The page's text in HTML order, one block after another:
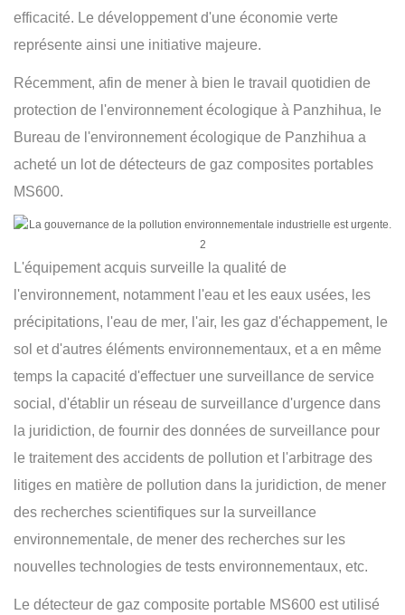
efficacité. Le développement d'une économie verte
représente ainsi une initiative majeure.
Récemment, afin de mener à bien le travail quotidien de
protection de l'environnement écologique à Panzhihua, le
Bureau de l'environnement écologique de Panzhihua a
acheté un lot de détecteurs de gaz composites portables
MS600.
L'équipement acquis surveille la qualité de
l'environnement, notamment l'eau et les eaux usées, les
précipitations, l'eau de mer, l'air, les gaz d'échappement, le
sol et d'autres éléments environnementaux, et a en même
temps la capacité d'effectuer une surveillance de service
social, d'établir un réseau de surveillance d'urgence dans
la juridiction, de fournir des données de surveillance pour
le traitement des accidents de pollution et l'arbitrage des
litiges en matière de pollution dans la juridiction, de mener
des recherches scientifiques sur la surveillance
environnementale, de mener des recherches sur les
nouvelles technologies de tests environnementaux, etc.
Le détecteur de gaz composite portable MS600 est utilisé